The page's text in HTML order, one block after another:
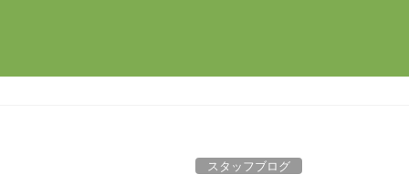
スタッフブログ